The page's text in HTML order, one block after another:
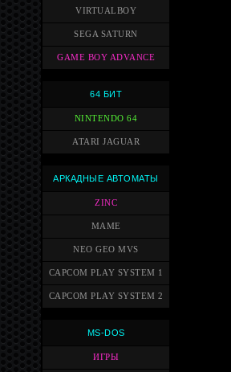
VIRTUALBOY
SEGA SATURN
GAME BOY ADVANCE
64 БИТ
NINTENDO 64
ATARI JAGUAR
АРКАДНЫЕ АВТОМАТЫ
ZINC
MAME
NEO GEO MVS
CAPCOM PLAY SYSTEM 1
CAPCOM PLAY SYSTEM 2
MS-DOS
ИГРЫ